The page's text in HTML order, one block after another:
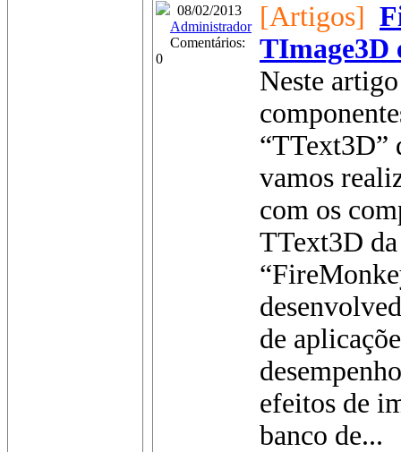
08/02/2013
Administrador
Comentários:
0
[Artigos]
TImage3D
Neste
“TText3D”
vamos
com os
TText3D
de
efeitos de
banco de...